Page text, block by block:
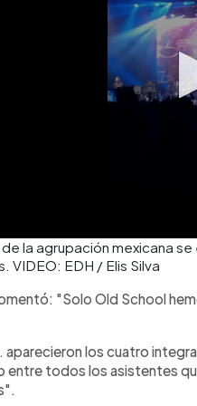
la agrupación mexicana
VIDEO: EDH / Elis Silva
"Solo Old School
aparecieron los cuatro
entre todos los asistentes